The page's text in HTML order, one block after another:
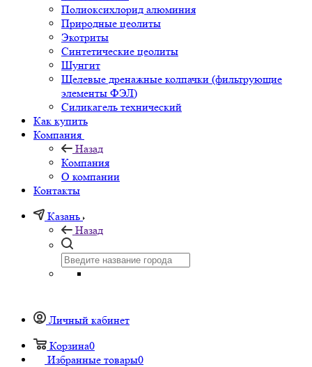
Полиокси­хлорид алюминия
Природные цеолиты
Экотриты
Синтетические цеолиты
Шунгит
Щелевые дренажные колпачки (фильтрующие
элементы ФЭЛ)
Силикагель технический
Как купить
Компания
Назад
Компания
О компании
Контакты
Казань
Назад
Личный кабинет
Корзина0
Избранные товары0